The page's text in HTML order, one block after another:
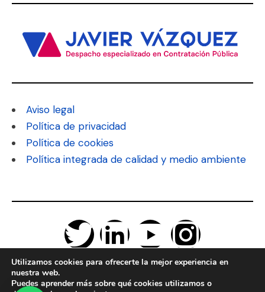
Aviso legal
Política de privacidad
Política de cookies
Política integrada de calidad y medio ambiente
Utilizamos cookies para ofrecerte la mejor experiencia en
nuestra web.
Puedes aprender más sobre qué cookies utilizamos o